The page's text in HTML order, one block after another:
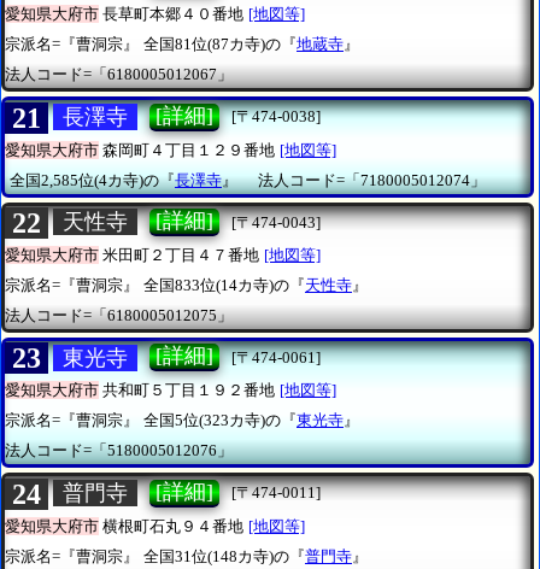
愛知県大府市 長草町本郷４０番地 [地図等]
宗派名=『曹洞宗』
全国81位(87カ寺)の『地蔵寺』
法人コード=「6180005012067」
21 長澤寺 [詳細]
[〒474-0038]
愛知県大府市 森岡町４丁目１２９番地 [地図等]
全国2,585位(4カ寺)の『長澤寺』 法人コード=「7180005012074」
22 天性寺 [詳細]
[〒474-0043]
愛知県大府市 米田町２丁目４７番地 [地図等]
宗派名=『曹洞宗』
全国833位(14カ寺)の『天性寺 』
法人コード=「6180005012075」
23 東光寺 [詳細]
[〒474-0061]
愛知県大府市 共和町５丁目１９２番地 [地図等]
宗派名=『曹洞宗』
全国5位(323カ寺)の『東光寺』
法人コード=「5180005012076」
24 普門寺 [詳細]
[〒474-0011]
愛知県大府市 横根町石丸９４番地 [地図等]
宗派名=『曹洞宗』
全国31位(148カ寺)の『普門寺 』